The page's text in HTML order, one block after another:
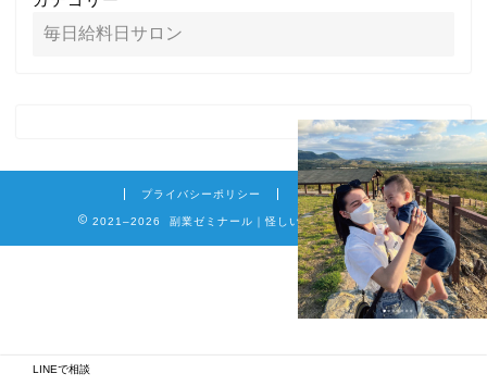
プライバシーポリシー 免責事項
2021–2026 副業ゼミナール｜怪しい詐欺副業を徹底調査
LINEで相談